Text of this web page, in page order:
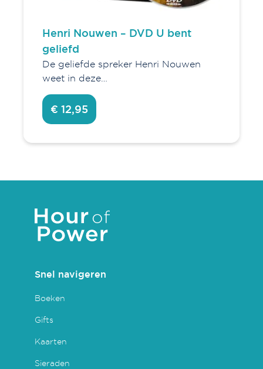
Henri Nouwen – DVD U bent
geliefd
De geliefde spreker Henri Nouwen
weet in deze…
€ 12,95
Snel navigeren
Boeken
Gifts
Kaarten
Sieraden